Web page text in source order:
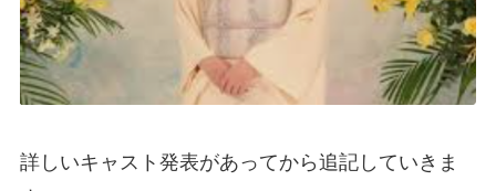
詳しいキャスト発表があってから追記していきま